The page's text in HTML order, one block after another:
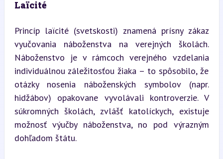
Laïcité
Princíp laïcité (svetskosti) znamená prísny zákaz
vyučovania náboženstva na verejných školách.
Náboženstvo je v rámcoch verejného vzdelania
individuálnou záležitosťou žiaka – to spôsobilo, že
otázky nosenia náboženských symbolov (napr.
hidžábov) opakovane vyvolávali kontroverzie. V
súkromných školách, zvlášť katolíckych, existuje
možnosť výučby náboženstva, no pod výrazným
dohľadom štátu.